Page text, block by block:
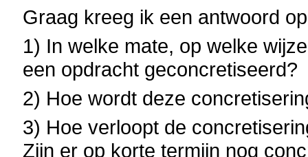
Graag kreeg ik een antwoord
1) In welke mate, op welke
een opdracht geconcretiseerd?
2) Hoe wordt deze
3) Hoe verloopt de
Zijn er op korte termijn nog